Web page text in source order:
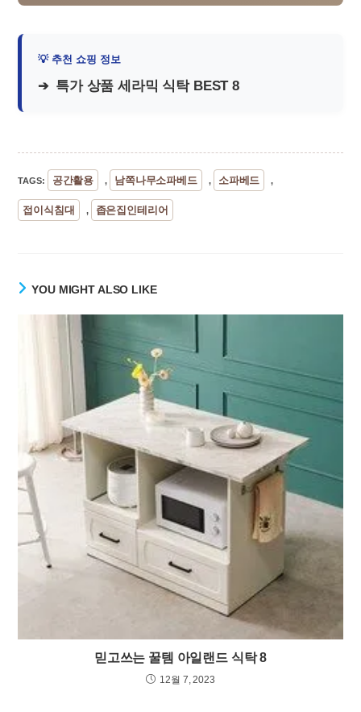
특가 상품 세라믹 식탁 BEST 8
TAGS: 공간활용 , 남쪽나무소파베드 , 소파베드 ,
접이식침대 , 좁은집인테리어
YOU MIGHT ALSO LIKE
믿고쓰는 꿀템 아일랜드 식탁 8
12월 7, 2023